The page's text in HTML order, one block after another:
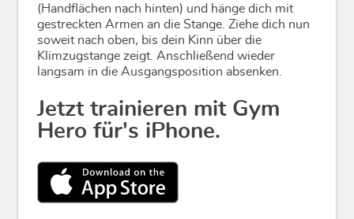
(Handflächen nach hinten) und hänge dich mit
gestreckten Armen an die Stange. Ziehe dich nun
soweit nach oben, bis dein Kinn über die
Klimzugstange zeigt. Anschließend wieder
langsam in die Ausgangsposition absenken.
Jetzt trainieren mit Gym
Hero für's iPhone.